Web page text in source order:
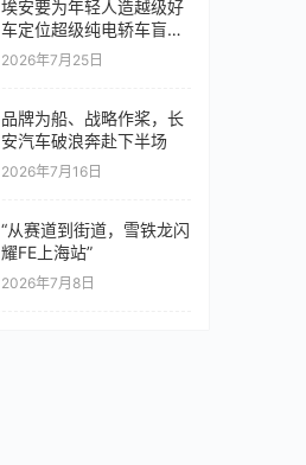
埃安要为年轻人造越级好
车定位超级纯电轿车盲猜
18万以上
2026年7月25日
品牌为船、战略作桨，长
安汽车破浪奔赴下半场
2026年7月16日
“从赛道到街道，雪铁龙闪
耀FE上海站”
2026年7月8日